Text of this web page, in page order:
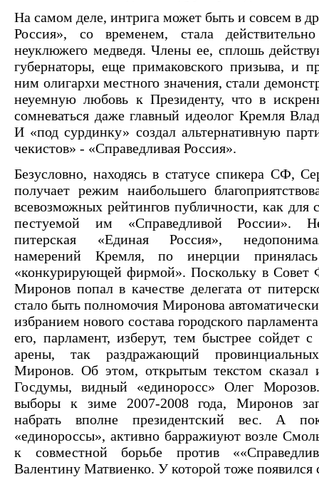
На самом деле, интрига может быть и совсем в
Россия», со временем, стала
неуклюжего медведя. Члены ее, сплошь
губернаторы, еще примаковского призыва, и
ним олигархи местного значения, стали
неуемную любовь к Президенту, что в
сомневаться даже главный идеолог Кремля
И «под сурдинку» создал альтернативную
чекистов» - «Справедливая Россия».
Безусловно, находясь в статусе спикера СФ,
получает режим наибольшего
всевозможных рейтингов публичности, как для
пестуемой им «Справедливой России».
питерская «Единая Россия»,
намерений Кремля, по инерции
«конкурирующей фирмой». Поскольку в Совет
Миронов попал в качестве делегата от
стало быть полномочия Миронова автоматически
избранием нового состава городского
его, парламент, изберут, тем быстрее сойдет с
арены, так раздражающий
Миронов. Об этом, открытым текстом сказал
Госдумы, видный «единоросс» Олег
выборы к зиме 2007-2008 года, Миронов
набрать вполне президентский вес. А
«единороссы», активно барражиуют возле
к совместной борьбе против
Валентину Матвиенко. У которой тоже появился